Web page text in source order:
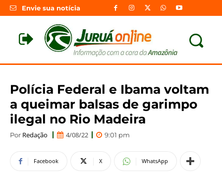
Envie sua notícia
Polícia Federal e Ibama voltam
a queimar balsas de garimpo
ilegal no Rio Madeira
Por Redação 4/08/22 9:01 pm
Facebook X WhatsApp